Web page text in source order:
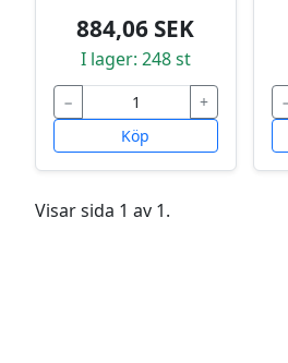
884,06 SEK
I lager: 248 st
−
+
Köp
Visar sida 1 av 1.